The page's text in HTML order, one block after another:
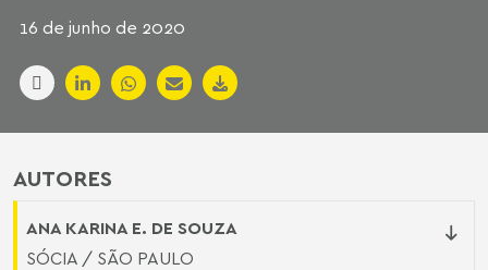
16 de junho de 2020
AUTORES
ANA KARINA E. DE SOUZA
SÓCIA / SÃO PAULO